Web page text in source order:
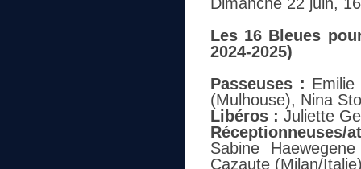
Les 16 Bleues
2024-2025)
Passeuses : Emilie
(Mulhouse), Nina
Libéros : Juliette
Réceptionneuses/
Sabine
Cazaute (Milan/